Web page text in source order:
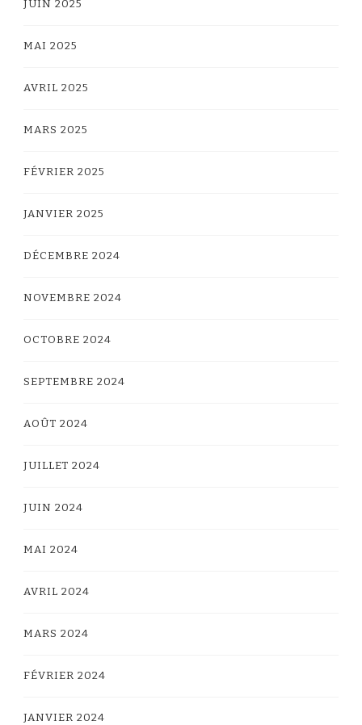
JUIN 2025
MAI 2025
AVRIL 2025
MARS 2025
FÉVRIER 2025
JANVIER 2025
DÉCEMBRE 2024
NOVEMBRE 2024
OCTOBRE 2024
SEPTEMBRE 2024
AOÛT 2024
JUILLET 2024
JUIN 2024
MAI 2024
AVRIL 2024
MARS 2024
FÉVRIER 2024
JANVIER 2024